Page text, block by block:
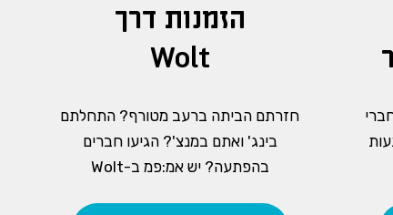
הזמנות דרך
Wolt
חזרתם הביתה ברעב מטורף? התחלתם
בינג' ואתם במנצ'? הגיעו חברים
בהפתעה? יש אמ:פמ ב-Wolt